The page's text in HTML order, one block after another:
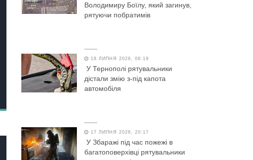
Володимиру Боїлу, який загинув,
рятуючи побратимів
18 ЛИПНЯ 2026, 06:19
У Тернополі рятувальники
дістали змію з-під капота
автомобіля
17 ЛИПНЯ 2026, 20:17
У Збаражі під час пожежі в
багатоповерхівці рятувальники